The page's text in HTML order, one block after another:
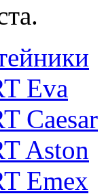
Eva
Caesar
Aston
Emex